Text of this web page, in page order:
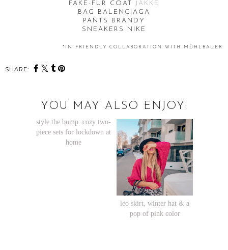
FAKE-FUR COAT
JAKKE
BAG BALENCIAGA
PANTS BRANDY
SNEAKERS NIKE
*IN FRIENDLY COLLABORATION WITH MÜHLBAUER
SHARE:
YOU MAY ALSO ENJOY:
style the bump: cozy two-
piece sets for lockdown at
home
leo skirt, winter hat & a
pop of pink color